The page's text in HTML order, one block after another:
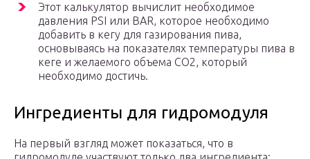
Этот калькулятор вычислит необходимое
давления PSI или BAR, которое необходимо
добавить в кегу для газирования пива,
основываясь на показателях температуры пива в
кеге и желаемого объема СО2, который
необходимо достичь.
Ингредиенты для гидромодуля
На первый взгляд может показаться, что в